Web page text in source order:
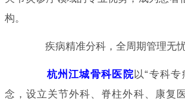
构。
疾病精准分科，全周期管理无
杭州江城骨科医院以“专科
念，设立关节外科、脊柱外科、康复